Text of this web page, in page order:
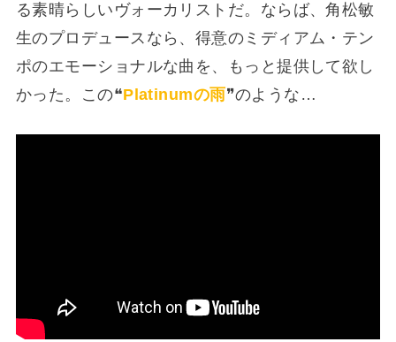
る素晴らしいヴォーカリストだ。ならば、角松敏
生のプロデュースなら、得意のミディアム・テン
ポのエモーショナルな曲を、もっと提供して欲し
かった。この❝Platinumの雨❞のような…